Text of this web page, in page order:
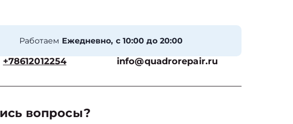
Работаем Ежедневно, с 10:00 до 20:00
+78612012254 info@quadrorepair.ru
вопросы?